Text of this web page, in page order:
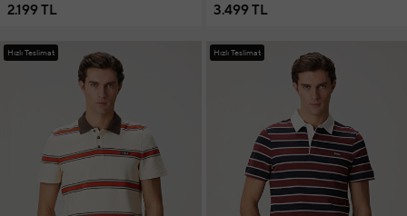
2.199 TL 3.499 TL
Hızlı Teslimat Hızlı Teslimat